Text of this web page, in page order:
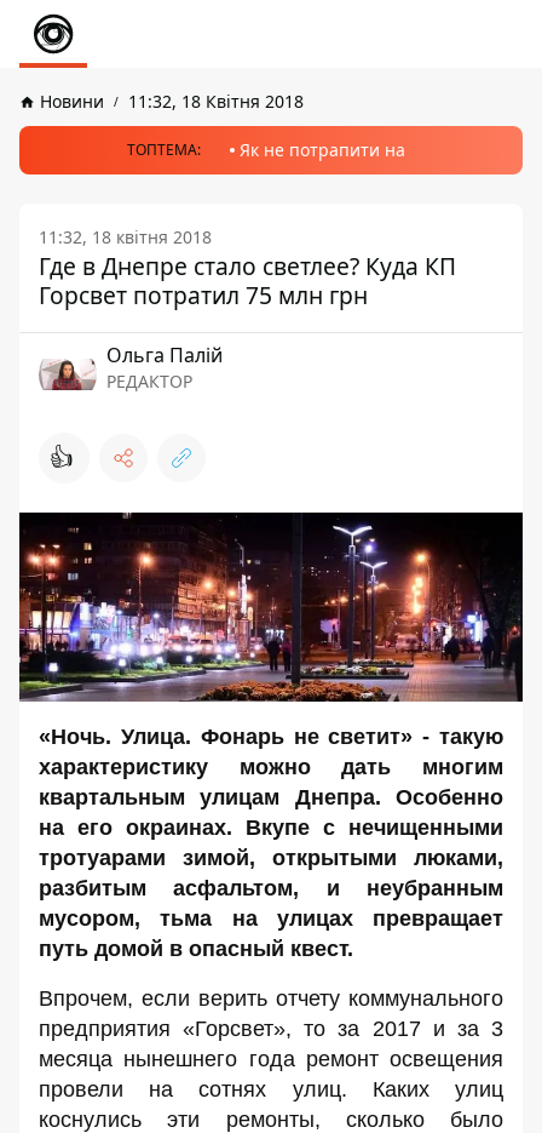
Новини 11:32, 18 Квітня 2018
ТОПТЕМА: Як не потрапити на
11:32, 18 квітня 2018
Где в Днепре стало светлее? Куда КП
Горсвет потратил 75 млн грн
Ольга Палій
РЕДАКТОР
👍
«Ночь. Улица. Фонарь не светит» - такую
характеристику можно дать многим
квартальным улицам Днепра. Особенно
на его окраинах. Вкупе с нечищенными
тротуарами зимой, открытыми люками,
разбитым асфальтом, и неубранным
мусором, тьма на улицах превращает
путь домой в опасный квест.
Впрочем, если верить отчету коммунального
предприятия «Горсвет», то за 2017 и за 3
месяца нынешнего года ремонт освещения
провели на сотнях улиц. Каких улиц
коснулись эти ремонты, сколько было